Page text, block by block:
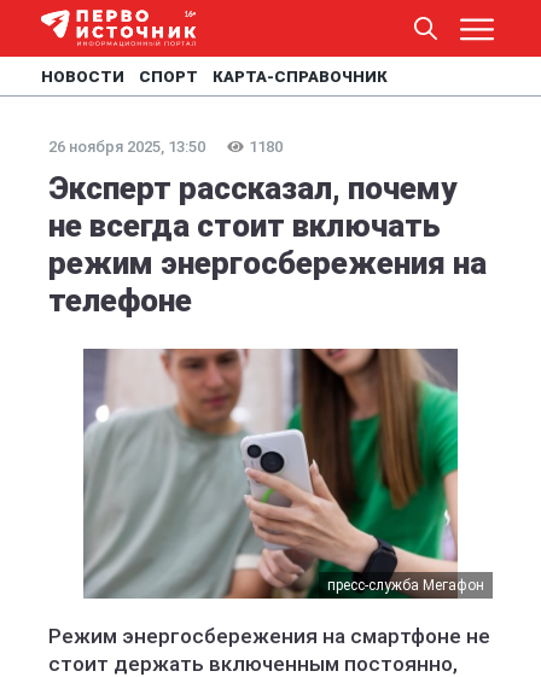
НОВОСТИ СПОРТ КАРТА-СПРАВОЧНИК
26 ноября 2025, 13:50 1180
Эксперт рассказал, почему
не всегда стоит включать
режим энергосбережения на
телефоне
пресс-служба Мегафон
Режим энергосбережения на смартфоне не
стоит держать включенным постоянно,